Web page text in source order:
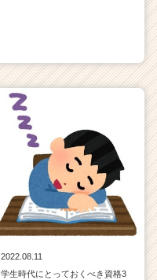
2022.08.11
学生時代にとっておくべき資格3